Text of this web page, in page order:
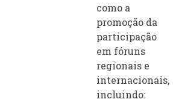
como a
promoção da
participação
em fóruns
regionais e
internacionais,
incluindo: